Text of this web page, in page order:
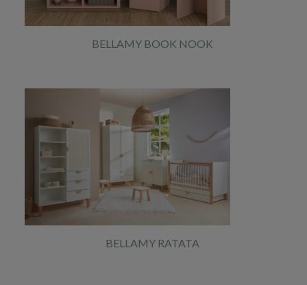
BELLAMY BOOK NOOK
BELLAMY RATATA